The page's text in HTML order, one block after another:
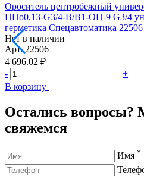
Ороситель центробежный
ЦПо0,13-G3/4-В/В1-ОЦ-9 G3/4
герметика Спецавтоматика 22506
Нет в наличии
Арт. 22506
4 696.02 ₽
-
+
В корзину
Остались
свяжемся
Имя *